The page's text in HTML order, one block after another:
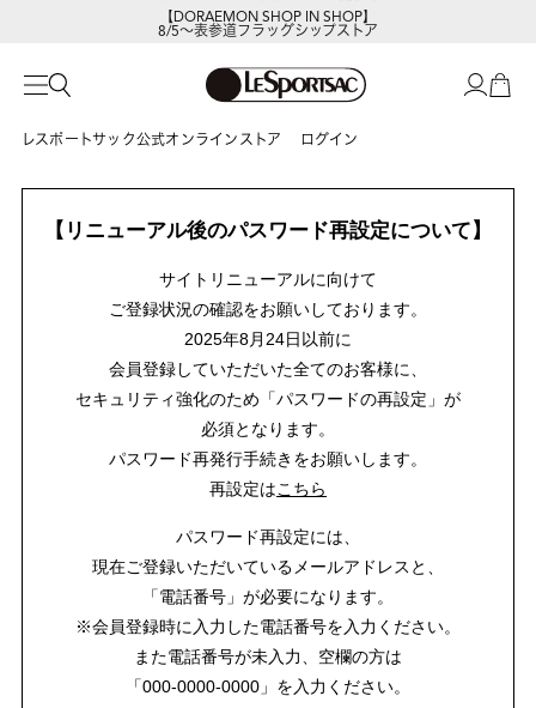
【DORAEMON SHOP IN SHOP】
8/5～表参道フラッグシップストア
レスポートサック公式オンラインストア ログイン
【リニューアル後のパスワード再設定について】
サイトリニューアルに向けて
ご登録状況の確認をお願いしております。
2025年8月24日以前に
会員登録していただいた全てのお客様に、
セキュリティ強化のため「パスワードの再設定」が
必須となります。
パスワード再発行手続きをお願いします。
再設定はこちら
パスワード再設定には、
現在ご登録いただいているメールアドレスと、
「電話番号」が必要になります。
※会員登録時に入力した電話番号を入力ください。
また電話番号が未入力、空欄の方は
「000-0000-0000」を入力ください。